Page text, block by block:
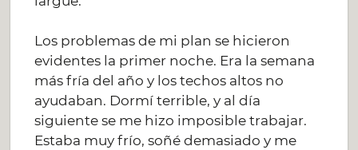
Los problemas de mi plan se hicieron
evidentes la primer noche. Era la semana
más fría del año y los techos altos no
ayudaban. Dormí terrible, y al día
siguiente se me hizo imposible trabajar.
Estaba muy frío, soñé demasiado y me